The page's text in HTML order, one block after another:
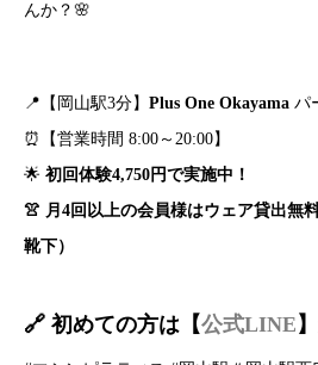
んか？🌸
📍【岡山駅3分】 Plus One Okayama パ
⏰【営業時間 8:00～20:00】
🌟 初回体験4,750円で実施中！
👚 月4回以上の会員様はウェア貸出無
靴下）
🔗 初めての方は【公式LINE 】